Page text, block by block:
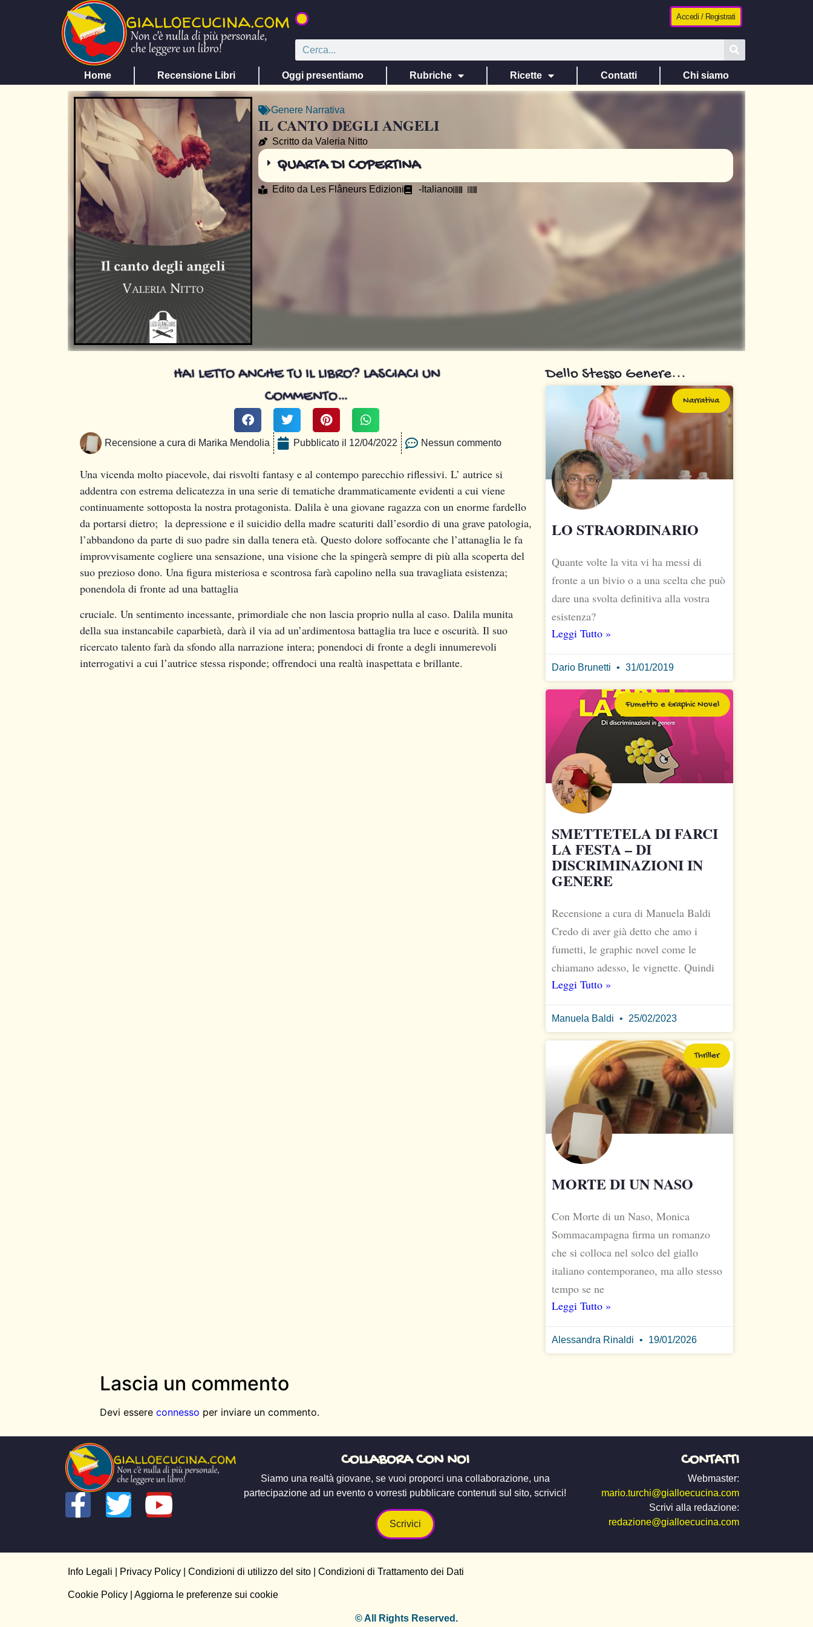
Accedi / Registrati
Home Recensione Libri Oggi presentiamo Rubriche Ricette Contatti Chi siamo
Genere Narrativa
IL CANTO DEGLI ANGELI
Scritto da Valeria Nitto
QUARTA DI COPERTINA
Edito da Les Flâneurs Edizioni - Italiano
HAI LETTO ANCHE TU IL LIBRO? LASCIACI UN
COMMENTO…
Recensione a cura di Marika Mendolia Pubblicato il 12/04/2022 Nessun commento
Una vicenda molto piacevole, dai risvolti fantasy e al contempo parecchio riflessivi. L’ autrice si
addentra con estrema delicatezza in una serie di tematiche drammaticamente evidenti a cui viene
continuamente sottoposta la nostra protagonista. Dalila è una giovane ragazza con un enorme fardello
da portarsi dietro; la depressione e il suicidio della madre scaturiti dall’esordio di una grave patologia,
l’abbandono da parte di suo padre sin dalla tenera età. Questo dolore soffocante che l’attanaglia le fa
improvvisamente cogliere una sensazione, una visione che la spingerà sempre di più alla scoperta del
suo prezioso dono. Una figura misteriosa e scontrosa farà capolino nella sua travagliata esistenza;
ponendola di fronte ad una battaglia
cruciale. Un sentimento incessante, primordiale che non lascia proprio nulla al caso. Dalila munita
della sua instancabile caparbietà, darà il via ad un’ardimentosa battaglia tra luce e oscurità. Il suo
ricercato talento farà da sfondo alla narrazione intera; ponendoci di fronte a degli innumerevoli
interrogativi a cui l’autrice stessa risponde; offrendoci una realtà inaspettata e brillante.
Dello Stesso Genere...
Narrativa
LO STRAORDINARIO
Quante volte la vita vi ha messi di
fronte a un bivio o a una scelta che può
dare una svolta definitiva alla vostra
esistenza?
Leggi Tutto »
Dario Brunetti 31/01/2019
Fumetto e Graphic Novel
SMETTETELA DI FARCI
LA FESTA – DI
DISCRIMINAZIONI IN
GENERE
Recensione a cura di Manuela Baldi
Credo di aver già detto che amo i
fumetti, le graphic novel come le
chiamano adesso, le vignette. Quindi
Leggi Tutto »
Manuela Baldi 25/02/2023
Thriller
MORTE DI UN NASO
Con Morte di un Naso, Monica
Sommacampagna firma un romanzo
che si colloca nel solco del giallo
italiano contemporaneo, ma allo stesso
tempo se ne
Leggi Tutto »
Alessandra Rinaldi 19/01/2026
Lascia un commento
Devi essere connesso per inviare un commento.
COLLABORA CON NOI
Siamo una realtà giovane, se vuoi proporci una collaborazione, una
partecipazione ad un evento o vorresti pubblicare contenuti sul sito, scrivici!
Scrivici
CONTATTI
Webmaster:
mario.turchi@gialloecucina.com
Scrivi alla redazione:
redazione@gialloecucina.com
Info Legali Privacy Policy Condizioni di utilizzo del sito Condizioni di Trattamento dei Dati
Cookie Policy | Aggiorna le preferenze sui cookie
© All Rights Reserved.